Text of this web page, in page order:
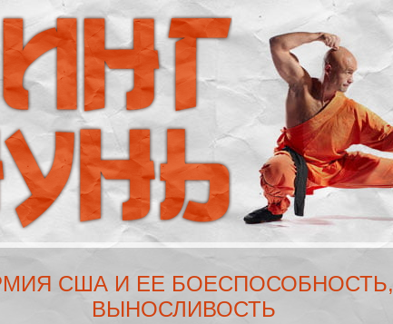
США И ЕЕ БОЕСПОСОБНОСТЬ,
ВЫНОСЛИВОСТЬ